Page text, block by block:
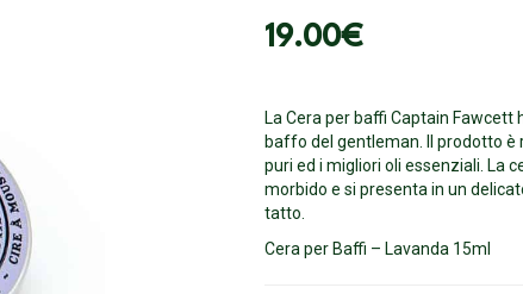
La Cera per baffi Captain Fawcett
baffo del gentleman. Il prodotto
puri ed i migliori oli essenziali. La
morbido e si presenta in un
tatto.
Cera per Baffi – Lavanda 15ml
19.00€